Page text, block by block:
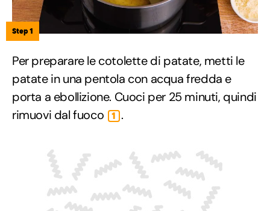
Step 1
Per preparare le cotolette di patate, metti le
patate in una pentola con acqua fredda e
porta a ebollizione. Cuoci per 25 minuti, quindi
rimuovi dal fuoco
1 .